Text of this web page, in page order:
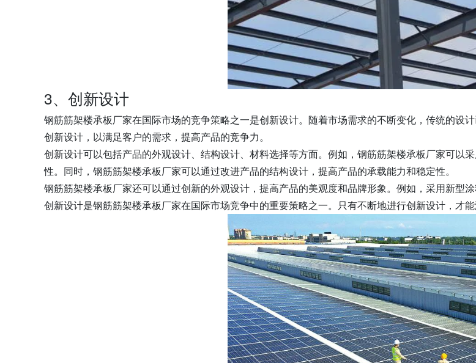
3、创新设计
钢筋筋架楼承板厂家在国际市场的竞争策略之一是创新设计。随着市场需求的不断变化，传统的设
创新设计，以满足客户的需求，提高产品的竞争力。
创新设计可以包括产品的外观设计、结构设计、材料选择等方面。例如，钢筋筋架楼承板厂家可以
性。同时，钢筋筋架楼承板厂家可以通过改进产品的结构设计，提高产品的承载能力和稳定性。
钢筋筋架楼承板厂家还可以通过创新的外观设计，提高产品的美观度和品牌形象。例如，采用新型
创新设计是钢筋筋架楼承板厂家在国际市场竞争中的重要策略之一。只有不断地进行创新设计，才